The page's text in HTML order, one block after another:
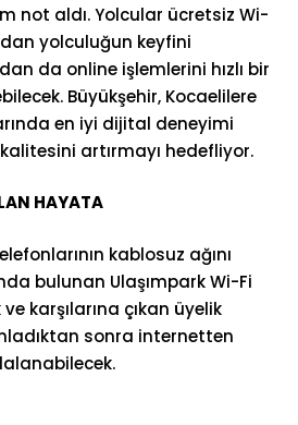
not aldı. Yolcular ücretsiz Wi-
yolculuğun keyfini
da online işlemlerini hızlı bir
Büyükşehir, Kocaelilere
en iyi dijital deneyimi
artırmayı hedefliyor.
HAYATA
kablosuz ağını
bulunan Ulaşımpark Wi-Fi
karşılarına çıkan üyelik
sonra internetten